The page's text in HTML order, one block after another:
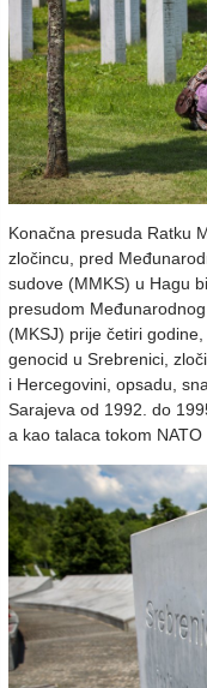
Konačna presuda Ratku
zločincu, pred
sudove (MMKS) u Hagu
presudom
(MKSJ) prije četiri
genocid u Srebrenici,
i Hercegovini, opsadu,
Sarajeva od 1992. do
a kao talaca tokom